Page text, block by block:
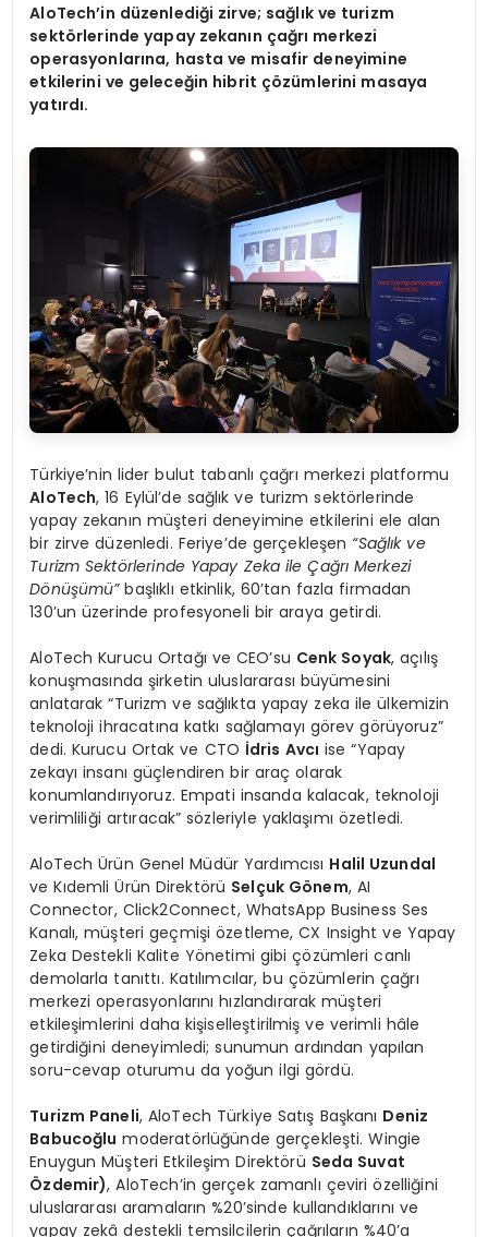
AloTech’in düzenlediği zirve; sağlık ve turizm
sektörlerinde yapay zekanın çağrı merkezi
operasyonlarına, hasta ve misafir deneyimine
etkilerini ve geleceğin hibrit çözümlerini masaya
yatırdı.
Türkiye’nin lider bulut tabanlı çağrı merkezi platformu
AloTech, 16 Eylül’de sağlık ve turizm sektörlerinde
yapay zekanın müşteri deneyimine etkilerini ele alan
bir zirve düzenledi. Feriye’de gerçekleşen “Sağlık ve
Turizm Sektörlerinde Yapay Zeka ile Çağrı Merkezi
Dönüşümü”başlıklı etkinlik, 60’tan fazla firmadan
130’un üzerinde profesyoneli bir araya getirdi.
AloTech Kurucu Ortağı ve CEO’su Cenk Soyak, açılış
konuşmasında şirketin uluslararası büyümesini
anlatarak “Turizm ve sağlıkta yapay zeka ile ülkemizin
teknoloji ihracatına katkı sağlamayı görev görüyoruz”
dedi. Kurucu Ortak ve CTO İdris Avcı ise “Yapay
zekayı insanı güçlendiren bir araç olarak
konumlandırıyoruz. Empati insanda kalacak, teknoloji
verimliliği artıracak” sözleriyle yaklaşımı özetledi.
AloTech Ürün Genel Müdür Yardımcısı Halil Uzundal
ve Kıdemli Ürün Direktörü Selçuk Gönem, AI
Connector, Click2Connect, WhatsApp Business Ses
Kanalı, müşteri geçmişi özetleme, CX Insight ve Yapay
Zeka Destekli Kalite Yönetimi gibi çözümleri canlı
demolarla tanıttı. Katılımcılar, bu çözümlerin çağrı
merkezi operasyonlarını hızlandırarak müşteri
etkileşimlerini daha kişiselleştirilmiş ve verimli hâle
getirdiğini deneyimledi; sunumun ardından yapılan
soru-cevap oturumu da yoğun ilgi gördü.
Turizm Paneli, AloTech Türkiye Satış Başkanı Deniz
Babucoğlu moderatörlüğünde gerçekleşti. Wingie
Enuygun Müşteri Etkileşim Direktörü Seda Suvat
Özdemir), AloTech’in gerçek zamanlı çeviri özelliğini
uluslararası aramaların %20’sinde kullandıklarını ve
yapay zekâ destekli temsilcilerin çağrıların %40’a